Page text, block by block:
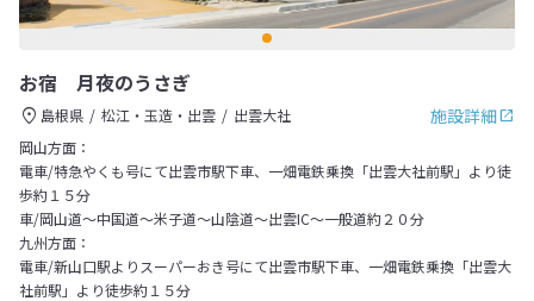
お宿 月夜のうさぎ
施設詳細
島根県 松江・玉造・出雲
出雲大社
岡山方面：
電車/特急やくも号にて出雲市駅下車、一畑電鉄乗換「出雲大社前駅」より徒
歩約１５分
車/岡山道～中国道～米子道～山陰道～出雲IC～一般道約２０分
九州方面：
電車/新山口駅よりスーパーおき号にて出雲市駅下車、一畑電鉄乗換「出雲大
社前駅」より徒歩約１５分